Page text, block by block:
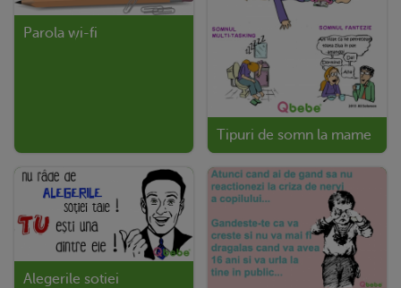
Parola wi-fi
Tipuri de somn la mame
Alegerile sotiei